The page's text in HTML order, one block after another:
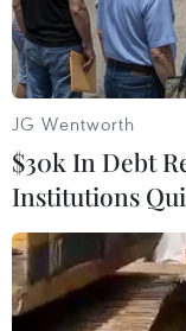
JG Wentworth
$30k In Debt
Institutions